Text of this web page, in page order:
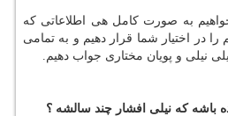
به صورت کامل هی اطلاعاتی که
در اختیار شما قرار دهیم و به تمامی
نیلی و پویان مختاری جواب دهیم.
که نیلی افشار چند سالشه ؟